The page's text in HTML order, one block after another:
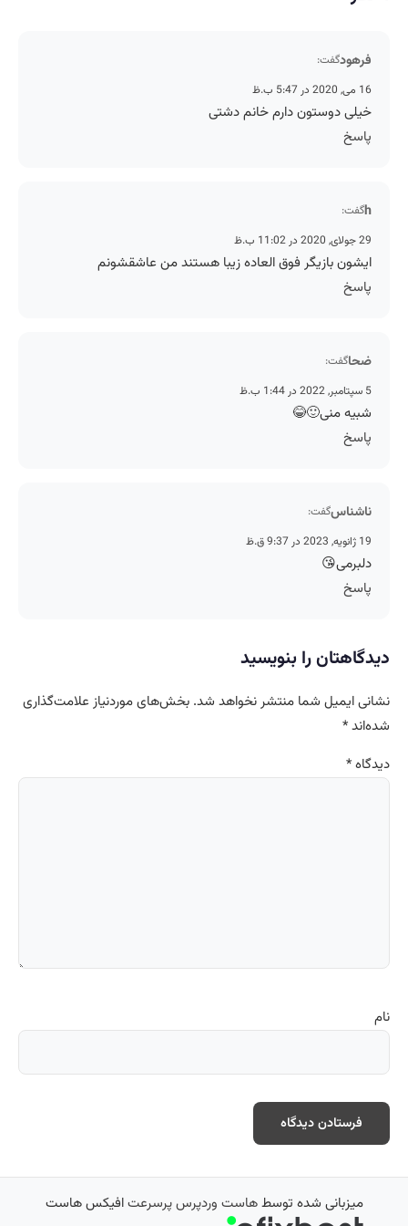
فرهودگفت:
16 می, 2020 در 5:47 ب.ظ
خیلی دوستون دارم خانم دشتی
پاسخ
hگفت:
29 جولای, 2020 در 11:02 ب.ظ
ایشون بازیگر فوق العاده زیبا هستند من عاشقشونم
پاسخ
ضحاگفت:
5 سپتامبر, 2022 در 1:44 ب.ظ
شبیه منی🙂😂
پاسخ
ناشناسگفت:
19 ژانویه, 2023 در 9:37 ق.ظ
دلبرمی😘
پاسخ
دیدگاهتان را بنویسید
نشانی ایمیل شما منتشر نخواهد شد. بخش‌های موردنیاز علامت‌گذاری
شده‌اند*
دیدگاه*
نام
میزبانی شده توسطهاست وردپرس پرسرعتافیکس هاست